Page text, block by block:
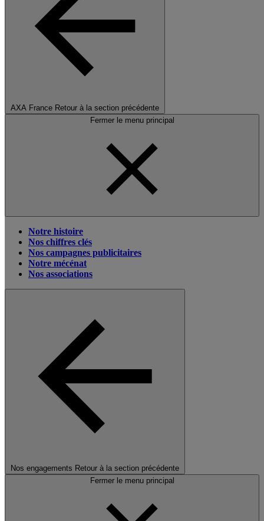
AXA France Retour à la section précédente
Fermer le menu principal
Notre histoire
Nos chiffres clés
Nos campagnes publicitaires
Notre mécénat
Nos associations
Nos engagements Retour à la section précédente
Fermer le menu principal